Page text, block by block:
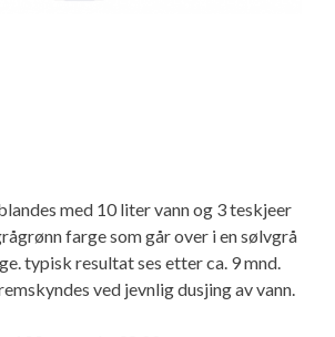
med 10 liter vann og 3 teskjeer
farge som går over i en sølvgrå
typisk resultat ses etter ca. 9 mnd.
ved jevnlig dusjing av vann.